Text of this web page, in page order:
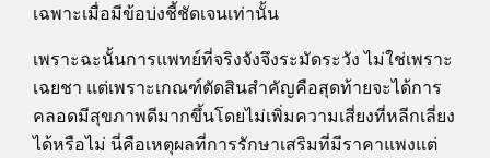
เฉพาะเมื่อมีข้อบ่งชี้ชัดเจนเท่านั้น
เพราะฉะนั้นการแพทย์ที่จริงจังจึงระมัดระวัง ไม่ใช่เพราะ
เฉยชา แต่เพราะเกณฑ์ตัดสินสำคัญคือสุดท้ายจะได้การ
คลอดมีสุขภาพดีมากขึ้นโดยไม่เพิ่มความเสี่ยงที่หลีกเลี่ยง
ได้หรือไม่ นี่คือเหตุผลที่การรักษาเสริมที่มีราคาแพงแต่